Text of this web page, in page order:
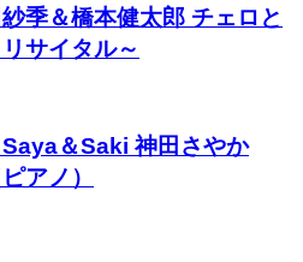
季＆橋本健太郎 チェロと
サイタル～
＆Saki 神田さやか
アノ）